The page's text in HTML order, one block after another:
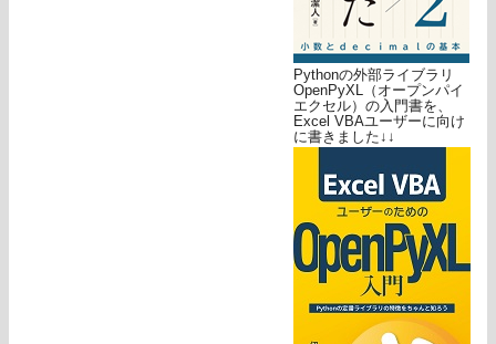
Pythonの外部ライブラリ
OpenPyXL（オープンパイ
エクセル）の入門書を、
Excel VBAユーザーに向け
に書きました↓↓